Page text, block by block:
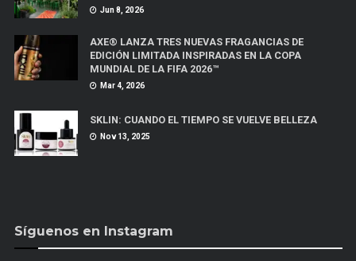
Jun 8, 2026
AXE® LANZA TRES NUEVAS FRAGANCIAS DE
EDICIÓN LIMITADA INSPIRADAS EN LA COPA
MUNDIAL DE LA FIFA 2026™
Mar 4, 2026
SKLIN: CUANDO EL TIEMPO SE VUELVE BELLEZA
Nov 13, 2025
Síguenos en Instagram